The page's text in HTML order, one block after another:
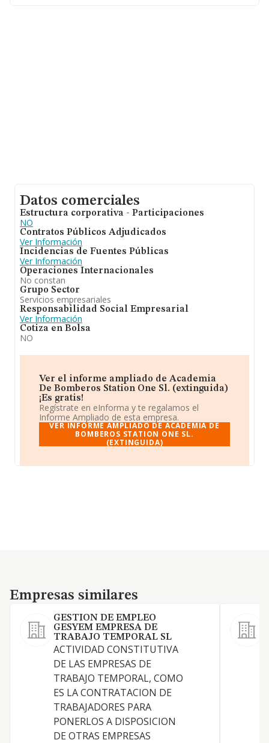
Datos comerciales
Estructura corporativa - Participaciones
NO
Contratos Públicos Adjudicados
Ver Información
Incidencias de Fuentes Públicas
Ver Información
Operaciones Internacionales
No constan
Grupo Sector
Servicios empresariales
Responsabilidad Social Empresarial
Ver Información
Cotiza en Bolsa
NO
Ver el informe ampliado de Academia
De Bomberos Station One Sl. (extinguida)
¡Es gratis!
Regístrate en eInforma y te regalamos el
Informe Ampliado de esta empresa.
VER INFORME AMPLIADO DE ACADEMIA DE
BOMBEROS STATION ONE SL.
(EXTINGUIDA)
Empresas similares
Empresas similares
GESTION DE EMPLEO
GESYEM EMPRESA DE
TRABAJO TEMPORAL SL
ACTIVIDAD CONSTITUTIVA
DE LAS EMPRESAS DE
TRABAJO TEMPORAL, COMO
ES LA CONTRATACION DE
TRABAJADORES PARA
PONERLOS A DISPOSICION
DE OTRAS EMPRESAS